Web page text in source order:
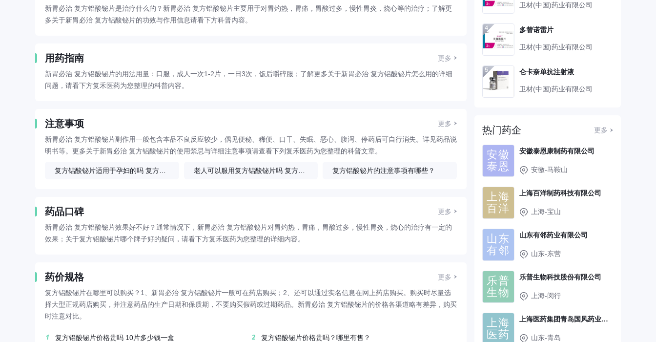
新胃必治 复方铝酸铋片是治疗什么的？新胃必治 复方铝酸铋片主要用于对胃灼热，胃痛，胃酸过多，慢性胃炎，烧心等的治疗；了解更
多关于新胃必治 复方铝酸铋片的功效与作用信息请看下方科普内容。
用药指南
更多
新胃必治 复方铝酸铋片的用法用量：口服，成人一次1-2片，一日3次，饭后嚼碎服；了解更多关于新胃必治 复方铝酸铋片怎么用的详细
问题，请看下方复禾医药为您整理的科普内容。
注意事项
更多
新胃必治 复方铝酸铋片副作用一般包含本品不良反应较少，偶见便秘、稀便、口干、失眠、恶心、腹泻、停药后可自行消失。详见药品说
明书等。更多关于新胃必治 复方铝酸铋片的使用禁忌与详细注意事项请查看下列复禾医药为您整理的科普文章。
老人可以服用复方铝酸铋片吗 复方铝酸铋片需禁忌什么 复方铝酸铋片的注意事项有哪些？
药品口碑
更多
新胃必治 复方铝酸铋片效果好不好？通常情况下，新胃必治 复方铝酸铋片对胃灼热，胃痛，胃酸过多，慢性胃炎，烧心的治疗有一定的
效果；关于复方铝酸铋片哪个牌子好的疑问，请看下方复禾医药为您整理的详细内容。
药价规格
更多
复方铝酸铋片在哪里可以购买？1、新胃必治 复方铝酸铋片一般可在药店购买；2、还可以通过实名信息在网上药店购买。购买时尽量选
择大型正规药店购买，并注意药品的生产日期和保质期，不要购买假药或过期药品。新胃必治 复方铝酸铋片的价格各渠道略有差异，购买
时注意对比。
复方铝酸铋片价格贵吗 10片多少钱一盒 复方铝酸铋片价格贵吗？哪里有售？
卫材(中国)药业有限公司
多替诺雷片
卫材(中国)药业有限公司
仑卡奈单抗注射液
卫材(中国)药业有限公司
热门药企 更多
安徽
泰恩
安徽泰恩康制药有限公司
安徽-马鞍山
上海
百洋
上海百洋制药科技有限公司
上海-宝山
山东
有邻
山东有邻药业有限公司
山东-东营
乐普
生物
乐普生物科技股份有限公司
上海-闵行
上海
医药
上海医药集团青岛国风药业股份有限公司
山东-青岛